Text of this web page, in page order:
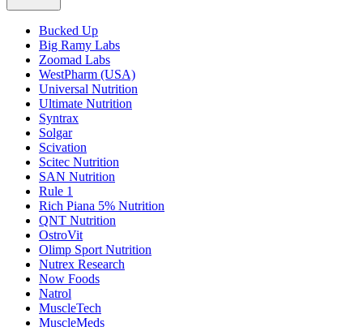
Bucked Up
Big Ramy Labs
Zoomad Labs
WestPharm (USA)
Universal Nutrition
Ultimate Nutrition
Syntrax
Solgar
Scivation
Scitec Nutrition
SAN Nutrition
Rule 1
Rich Piana 5% Nutrition
QNT Nutrition
OstroVit
Olimp Sport Nutrition
Nutrex Research
Now Foods
Natrol
MuscleTech
MuscleMeds